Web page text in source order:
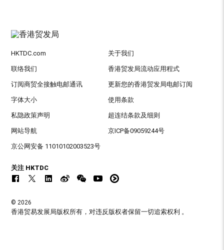
HKTDC.com 关于我们
联络我们 香港贸发局流动应用程式
订阅商贸全接触电邮通讯 更新您的香港贸发局电邮订阅
字体大小 使用条款
私隐政策声明 超连结条款及细则
网站导航 京ICP备09059244号
京公网安备 11010102003523号
关注 HKTDC
© 2026
香港贸易发展局版权所有，对违反版权者保留一切追索权利 。